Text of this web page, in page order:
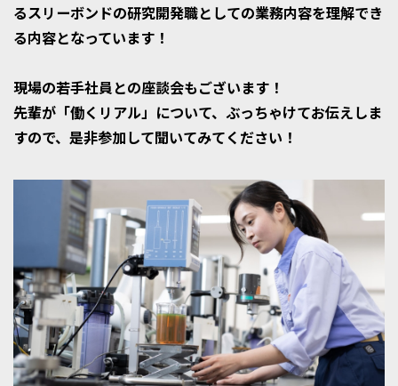
るスリーボンドの研究開発職としての業務内容を理解でき
る内容となっています！
現場の若手社員との座談会もございます！
先輩が「働くリアル」について、ぶっちゃけてお伝えしま
すので、是非参加して聞いてみてください！